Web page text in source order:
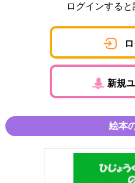
ログインする
新規
絵本